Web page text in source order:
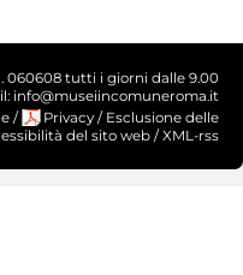
060608 tutti i giorni dalle 9.00
info@museiincomuneroma.it
/ Privacy / Esclusione delle
del sito web /XML-rss